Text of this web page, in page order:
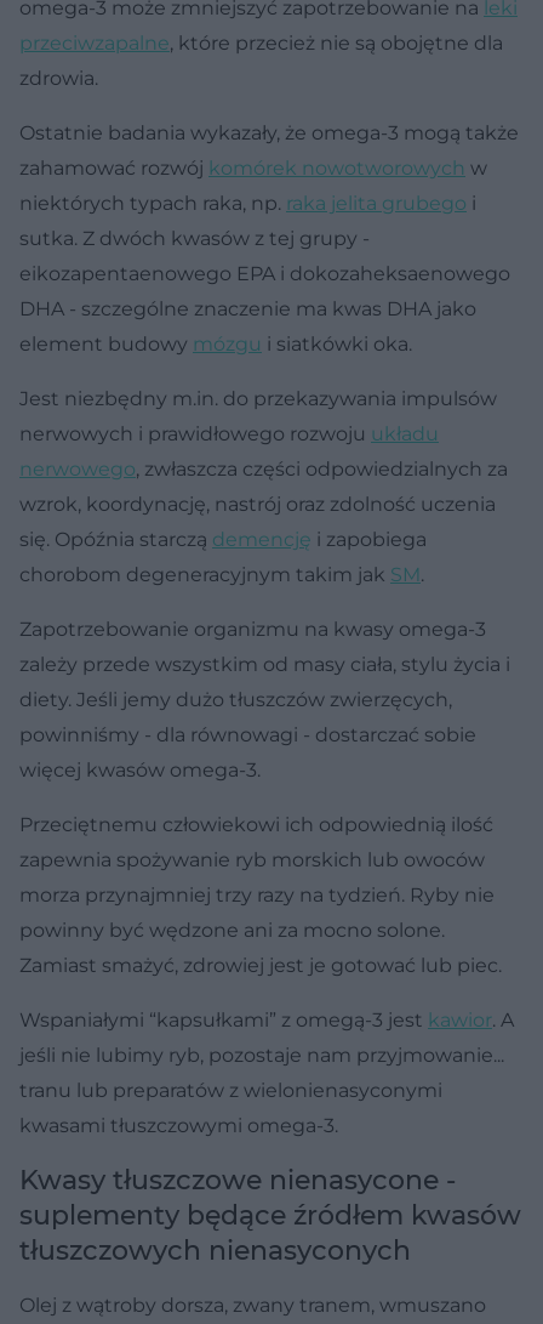
omega-3 może zmniejszyć zapotrzebowanie na leki
przeciwzapalne, które przecież nie są obojętne dla
zdrowia.
Ostatnie badania wykazały, że omega-3 mogą także
zahamować rozwój komórek nowotworowych w
niektórych typach raka, np. raka jelita grubego i
sutka. Z dwóch kwasów z tej grupy -
eikozapentaenowego EPA i dokozaheksaenowego
DHA - szczególne znaczenie ma kwas DHA jako
element budowy mózgu i siatkówki oka.
Jest niezbędny m.in. do przekazywania impulsów
nerwowych i prawidłowego rozwoju układu
nerwowego, zwłaszcza części odpowiedzialnych za
wzrok, koordynację, nastrój oraz zdolność uczenia
się. Opóźnia starczą demencję i zapobiega
chorobom degeneracyjnym takim jak SM.
Zapotrzebowanie organizmu na kwasy omega-3
zależy przede wszystkim od masy ciała, stylu życia i
diety. Jeśli jemy dużo tłuszczów zwierzęcych,
powinniśmy - dla równowagi - dostarczać sobie
więcej kwasów omega-3.
Przeciętnemu człowiekowi ich odpowiednią ilość
zapewnia spożywanie ryb morskich lub owoców
morza przynajmniej trzy razy na tydzień. Ryby nie
powinny być wędzone ani za mocno solone.
Zamiast smażyć, zdrowiej jest je gotować lub piec.
Wspaniałymi “kapsułkami” z omegą-3 jest kawior. A
jeśli nie lubimy ryb, pozostaje nam przyjmowanie...
tranu lub preparatów z wielonienasyconymi
kwasami tłuszczowymi omega-3.
Kwasy tłuszczowe nienasycone -
suplementy będące źródłem kwasów
tłuszczowych nienasyconych
Olej z wątroby dorsza, zwany tranem, wmuszano